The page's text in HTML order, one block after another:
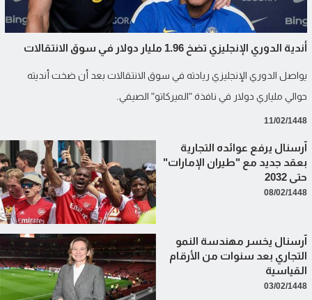
أندية الدوري الإنجليزي تضخ 1.96 مليار دولار في سوق الانتقالات
يواصل الدوري الإنجليزي ريادته في سوق الانتقالات بعد أن ضخت أنديته
حوالي ملياري دولار في نافذة "الميركاتو" الصيفي.
11/02/1448
آرسنال يرفع عوائده التجارية
بعقد جديد مع "طيران الإمارات"
حتى 2032
08/02/1448
آرسنال يخسر مهندسة النمو
التجاري بعد سنوات من الأرقام
القياسية
03/02/1448